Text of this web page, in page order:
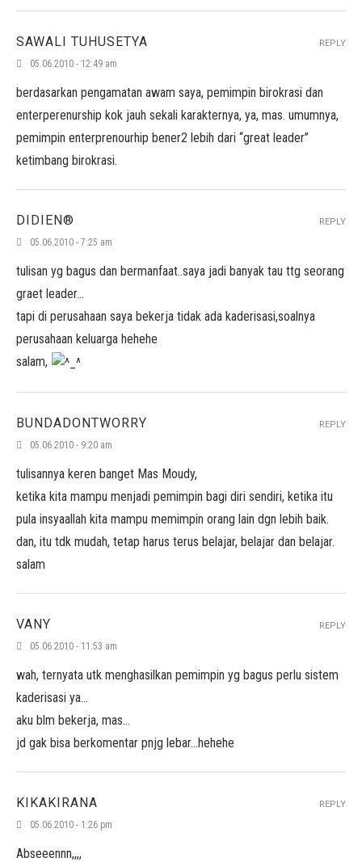
SAWALI TUHUSETYA
05.06.2010 - 12:49 am
berdasarkan pengamatan awam saya, pemimpin birokrasi dan
enterperenurship kok jauh sekali karakternya, ya, mas. umumnya,
pemimpin enterprenourhip bener2 lebih dari “great leader”
ketimbang birokrasi.
REPLY
DIDIEN®
05.06.2010 - 7:25 am
tulisan yg bagus dan bermanfaat..saya jadi banyak tau ttg seorang
graet leader…
tapi di perusahaan saya bekerja tidak ada kaderisasi,soalnya
perusahaan keluarga hehehe
salam,
REPLY
BUNDADONTWORRY
05.06.2010 - 9:20 am
tulisannya keren banget Mas Moudy,
ketika kita mampu menjadi pemimpin bagi diri sendiri, ketika itu
pula insyaallah kita mampu memimpin orang lain dgn lebih baik.
dan, itu tdk mudah, tetap harus terus belajar, belajar dan belajar.
salam
REPLY
VANY
05.06.2010 - 11:53 am
wah, ternyata utk menghasilkan pemimpin yg bagus perlu sistem
kaderisasi ya…
aku blm bekerja, mas…
jd gak bisa berkomentar pnjg lebar…hehehe
REPLY
KIKAKIRANA
05.06.2010 - 1:26 pm
Abseeennn,,,,
REPLY